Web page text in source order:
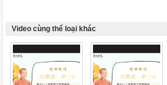
Video cùng thể loại khác